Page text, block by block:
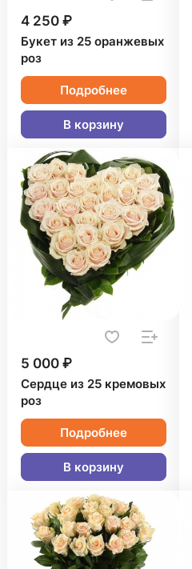
4 250 ₽
Букет из 25 оранжевых
роз
Подробнее
В корзину
5 000 ₽
Сердце из 25 кремовых
роз
Подробнее
В корзину